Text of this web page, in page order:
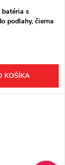
batéria s
podlahy, čierna
KOŠÍKA